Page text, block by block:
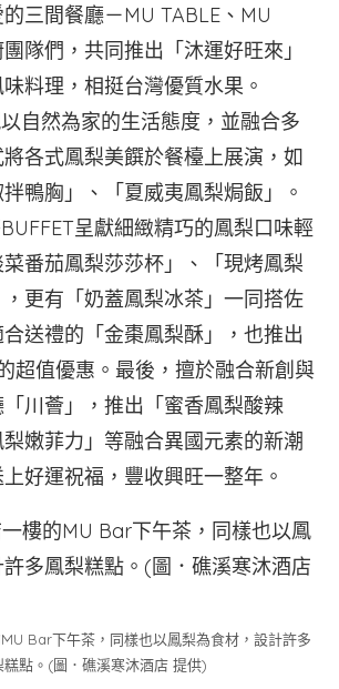
三間餐廳－MU TABLE、MU
隊們，共同推出「沐運好旺來」
料理，相挺台灣優質水果。
自然為家的生活態度，並融合多
各式鳳梨美饌於餐檯上展演，如
拌鴨胸」、「夏威夷鳳梨焗飯」。
呈獻細緻精巧的鳳梨口味輕
番茄鳳梨莎莎杯」、「現烤鳳梨
更有「奶蓋鳳梨冰茶」一同搭佐
送禮的「金棗鳳梨酥」，也推出
超值優惠。最後，擅於融合新創與
川薈」，推出「蜜香鳳梨酸辣
嫩菲力」等融合異國元素的新潮
好運祝福，豐收興旺一整年。
Bar下午茶，同樣也以鳳梨為食材，設計許多
糕點。(圖．礁溪寒沐酒店 提供)